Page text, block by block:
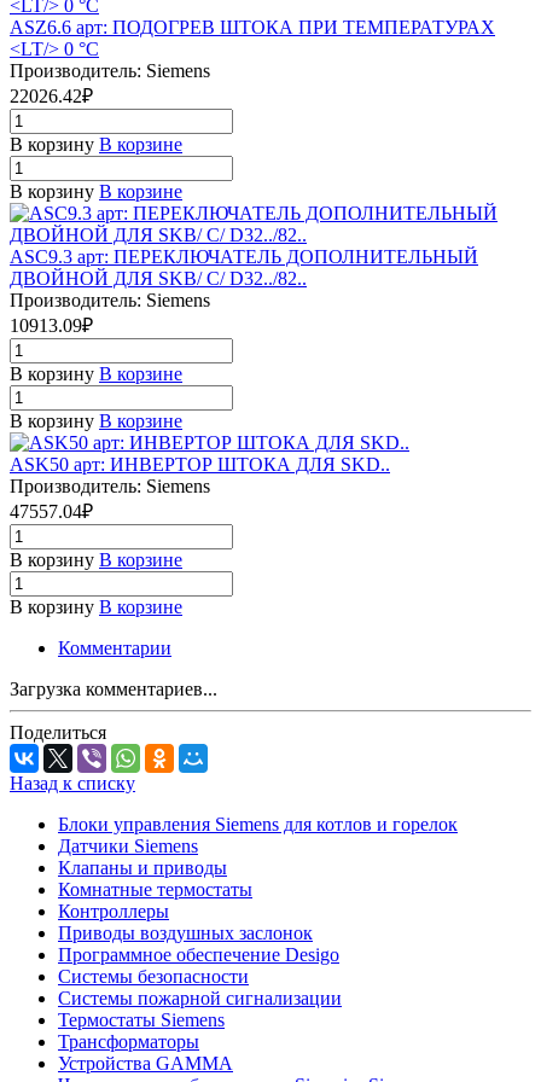
ASZ6.6 арт: ПОДОГРЕВ ШТОКА ПРИ ТЕМПЕРАТУРАХ
<LT/> 0 °C
Производитель: Siemens
22026.42₽
В корзину В корзине
В корзину В корзине
ASC9.3 арт: ПЕРЕКЛЮЧАТЕЛЬ ДОПОЛНИТЕЛЬНЫЙ
ДВОЙНОЙ ДЛЯ SKB/ C/ D32../82..
Производитель: Siemens
10913.09₽
В корзину В корзине
В корзину В корзине
ASK50 арт: ИНВЕРТОР ШТОКА ДЛЯ SKD..
Производитель: Siemens
47557.04₽
В корзину В корзине
В корзину В корзине
Комментарии
Загрузка комментариев...
Поделиться
Назад к списку
Блоки управления Siemens для котлов и горелок
Датчики Siemens
Клапаны и приводы
Комнатные термостаты
Контроллеры
Приводы воздушных заслонок
Программное обеспечение Desigo
Системы безопасности
Системы пожарной сигнализации
Термостаты Siemens
Трансформаторы
Устройства GAMMA